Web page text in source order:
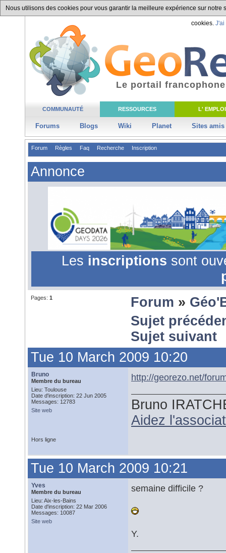
Nous utilisons des cookies pour vous garantir la meilleure expérience sur
cookies. J'ai
COMMUNAUTÉ RESSOURCES L' EMPLOI
Forums Blogs Wiki Planet Sites amis
Le portail
Forum Règles Faq Recherche Inscription
Annonce
Les inscriptions sont
Pages: 1 Forum »
Sujet
Sujet suivant
Tue 10 March 2009 10:20
Bruno
Membre du bureau
Lieu: Toulouse
Date d'inscription: 22 Jun 2005
Messages: 12783
Site web
http://georezo.net/
Bruno
Aidez
Hors ligne
Tue 10 March 2009 10:21
Yves
Membre du bureau
Lieu: Aix-les-Bains
Date d'inscription: 22 Mar 2006
Messages: 10087
Site web
semaine difficile ?
Y.